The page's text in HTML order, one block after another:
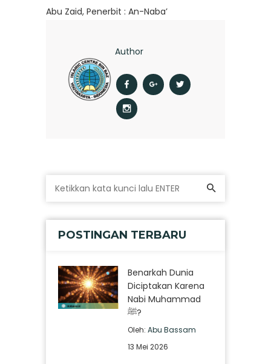
Abu Zaid, Penerbit : An-Naba’
Author
POSTINGAN TERBARU
Benarkah Dunia
Diciptakan Karena
Nabi Muhammad
ﷺ?
Oleh: Abu Bassam
13 Mei 2026